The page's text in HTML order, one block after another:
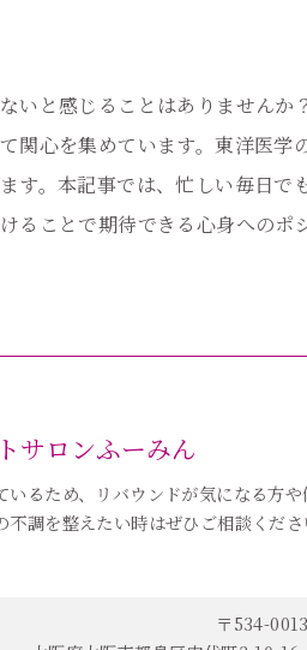
いと感じることはありません
関心を集めています。東洋医
す。本記事では、忙しい毎日
ることで期待できる心身への
サロンふーみん
いるため、リバウンドが気になる方
調を整えたい時はぜひご相談くださ
〒534-0013